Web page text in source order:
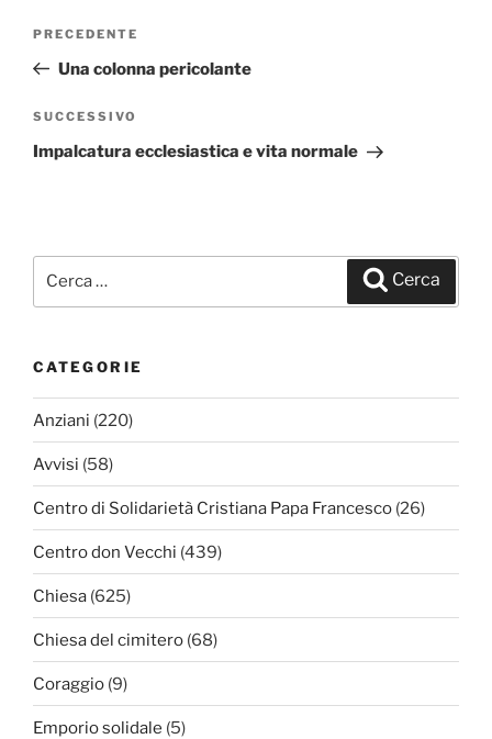
Navigazione
Articolo
precedente:
PRECEDENTE
Una colonna pericolante
Articolo
successivo
SUCCESSIVO
Impalcatura ecclesiastica e vita normale
Cerca:
Cerca
CATEGORIE
Anziani (220)
Avvisi (58)
Centro di Solidarietà Cristiana Papa Francesco (26)
Centro don Vecchi (439)
Chiesa (625)
Chiesa del cimitero (68)
Coraggio (9)
Emporio solidale (5)